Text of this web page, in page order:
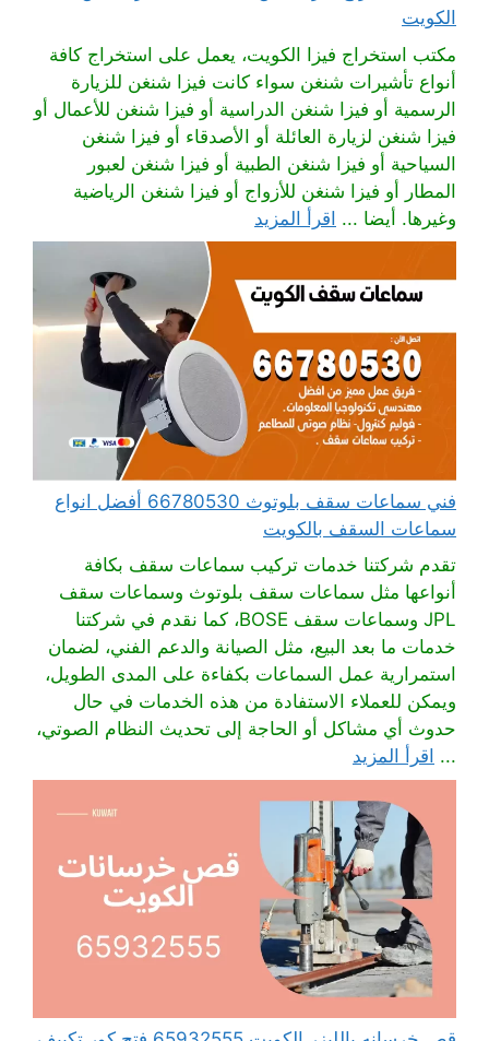
الكويت
مكتب استخراج فيزا الكويت، يعمل على استخراج كافة
أنواع تأشيرات شنغن سواء كانت فيزا شنغن للزيارة
الرسمية أو فيزا شنغن الدراسية أو فيزا شنغن للأعمال أو
فيزا شنغن لزيارة العائلة أو الأصدقاء أو فيزا شنغن
السياحية أو فيزا شنغن الطبية أو فيزا شنغن لعبور
المطار أو فيزا شنغن للأزواج أو فيزا شنغن الرياضية
وغيرها. أيضا ... اقرأ المزيد
فني سماعات سقف بلوتوث 66780530 أفضل انواع
سماعات السقف بالكويت
تقدم شركتنا خدمات تركيب سماعات سقف بكافة
أنواعها مثل سماعات سقف بلوتوث وسماعات سقف
JPL وسماعات سقف BOSE، كما نقدم في شركتنا
خدمات ما بعد البيع، مثل الصيانة والدعم الفني، لضمان
استمرارية عمل السماعات بكفاءة على المدى الطويل،
ويمكن للعملاء الاستفادة من هذه الخدمات في حال
حدوث أي مشاكل أو الحاجة إلى تحديث النظام الصوتي،
... اقرأ المزيد